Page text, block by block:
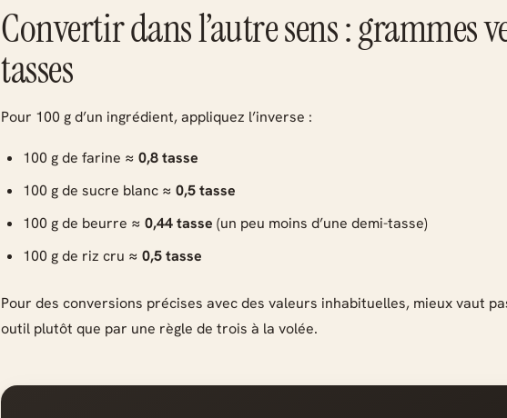
Convertir dans l’autre sens : grammes
tasses
Pour 100 g d’un ingrédient, appliquez l’inverse :
100 g de farine ≈ 0,8 tasse
100 g de sucre blanc ≈ 0,5 tasse
100 g de beurre ≈ 0,44 tasse (un peu moins d’une demi-tasse)
100 g de riz cru ≈ 0,5 tasse
Pour des conversions précises avec des valeurs inhabituelles, mieux vaut
outil plutôt que par une règle de trois à la volée.